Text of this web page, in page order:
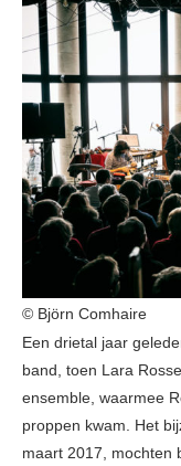
© Björn Comhaire
Een drietal jaar
band, toen Lara
ensemble, waarmee
proppen kwam. Het
maart 2017, mochten